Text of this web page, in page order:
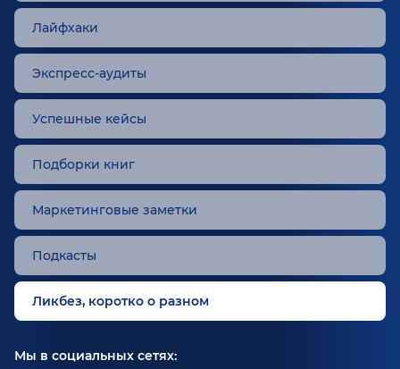
Лайфхаки
Экспресс-аудиты
Успешные кейсы
Подборки книг
Маркетинговые заметки
Подкасты
Ликбез, коротко о разном
Мы в социальных сетях: